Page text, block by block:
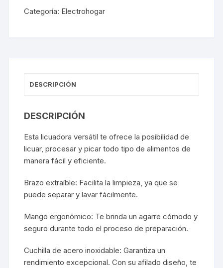
Categoría: Electrohogar
DESCRIPCIÓN
DESCRIPCIÓN
Esta licuadora versátil te ofrece la posibilidad de
licuar, procesar y picar todo tipo de alimentos de
manera fácil y eficiente.
Brazo extraíble: Facilita la limpieza, ya que se
puede separar y lavar fácilmente.
Mango ergonómico: Te brinda un agarre cómodo y
seguro durante todo el proceso de preparación.
Cuchilla de acero inoxidable: Garantiza un
rendimiento excepcional. Con su afilado diseño, te